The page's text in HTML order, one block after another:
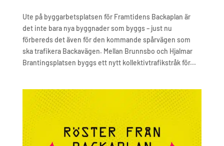
Ute på byggarbetsplatsen för Framtidens Backaplan är
det inte bara nya byggnader som byggs – just nu
förbereds det även för den kommande spårvägen som
ska trafikera Backavägen. Mellan Brunnsbo och Hjalmar
Brantingsplatsen byggs ett nytt kollektivtrafikstråk för...